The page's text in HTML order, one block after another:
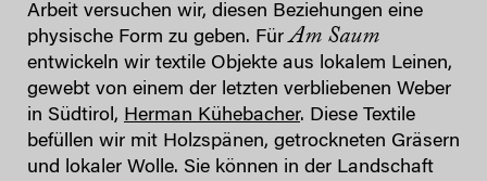
Arbeit versuchen wir, diesen Beziehungen eine
physische Form zu geben. FürAm Saum
entwickeln wir textile Objekte aus lokalem Leinen,
gewebt von einem der letzten verbliebenen Weber
in Südtirol, Herman Kühebacher. Diese Textile
befüllen wir mit Holzspänen, getrockneten Gräsern
und lokaler Wolle. Sie können in der Landschaft